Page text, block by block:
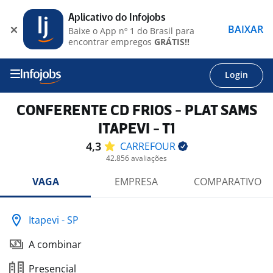
Login
CONFERENTE CD FRIOS - PLAT SAMS
ITAPEVI - T1
4,3 CARREFOUR
42.856 avaliações
VAGA EMPRESA COMPARATIVO
Itapevi - SP
A combinar
Presencial
Aplicativo do Infojobs
Baixe o App nº 1 do Brasil para
encontrar empregos GRÁTIS!!
BAIXAR